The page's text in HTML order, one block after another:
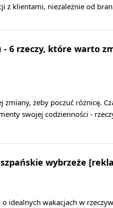
z klientami, niezależnie od
6 rzeczy, które warto
zmiany, żeby poczuć różnicę.
swojej codzienności -
wybrzeże
idealnych wakacjach w